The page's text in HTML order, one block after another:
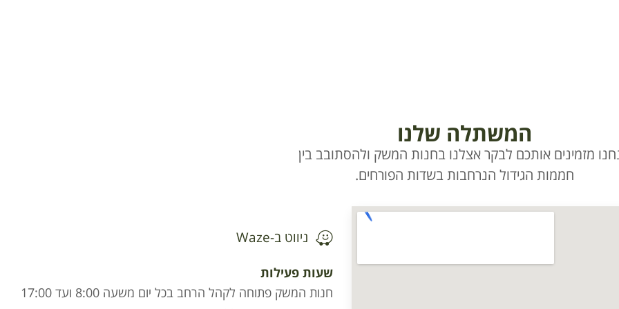
המשתלה שלנו
מזמינים אותכם לבקר אצלנו בחנות המשק ולהסתובב בין
חממות הגידול הנרחבות בשדות הפורחים.
ניווט ב-Waze
שעות פעילות
חנות המשק פתוחה לקהל הרחב בכל יום משעה 8:00 ועד 17:00